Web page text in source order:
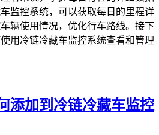
监控系统，可以获取每日的里程详
辆使用情况，优化行车路线。接下
用冷链冷藏车监控系统查看和管理
添加到冷链冷藏车监控